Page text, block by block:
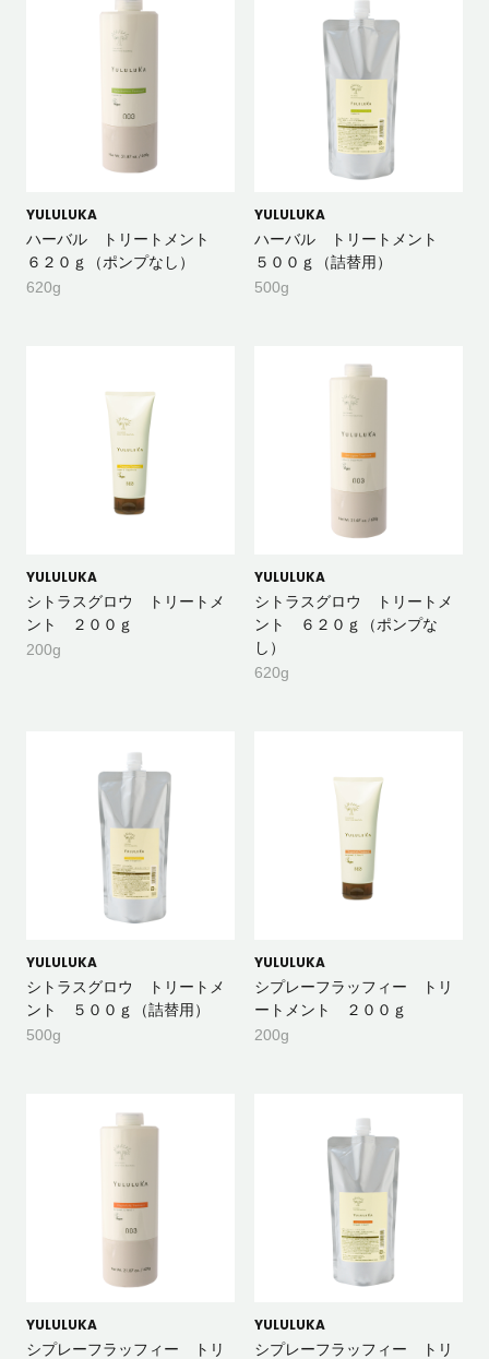
YULULUKA
ハーバル トリートメント
６２０ｇ（ポンプなし）
620g
YULULUKA
ハーバル トリートメント
５００ｇ（詰替用）
500g
YULULUKA
シトラスグロウ トリートメ
ント ２００ｇ
200g
YULULUKA
シトラスグロウ トリートメ
ント ６２０ｇ（ポンプな
し）
620g
YULULUKA
シトラスグロウ トリートメ
ント ５００ｇ（詰替用）
500g
YULULUKA
シプレーフラッフィー トリ
ートメント ２００ｇ
200g
YULULUKA
シプレーフラッフィー トリ
YULULUKA
シプレーフラッフィー トリ